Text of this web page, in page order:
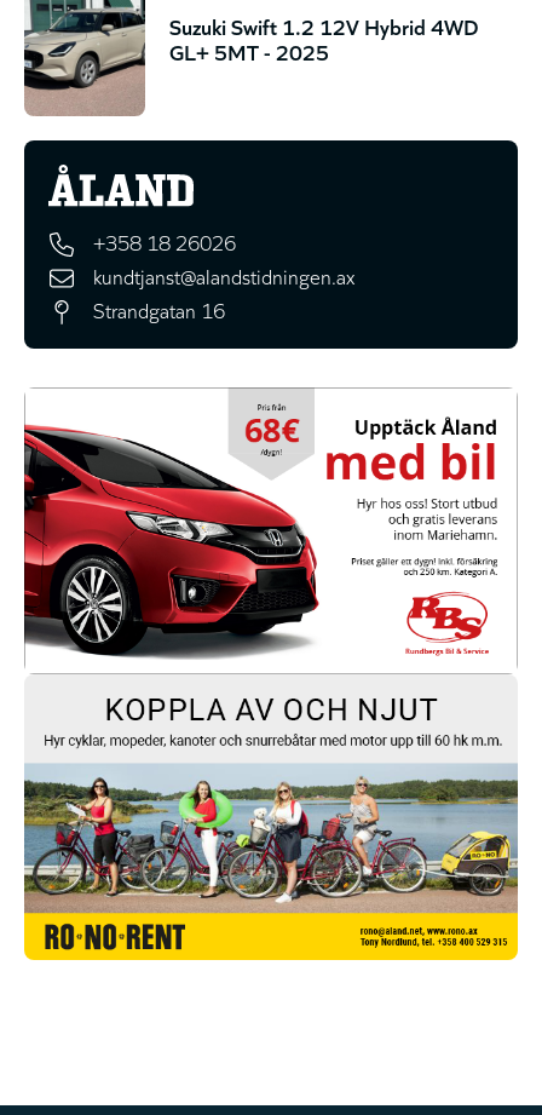
Suzuki Swift 1.2 12V Hybrid 4WD
GL+ 5MT - 2025
+358 18 26026
kundtjanst@alandstidningen.ax
Strandgatan 16